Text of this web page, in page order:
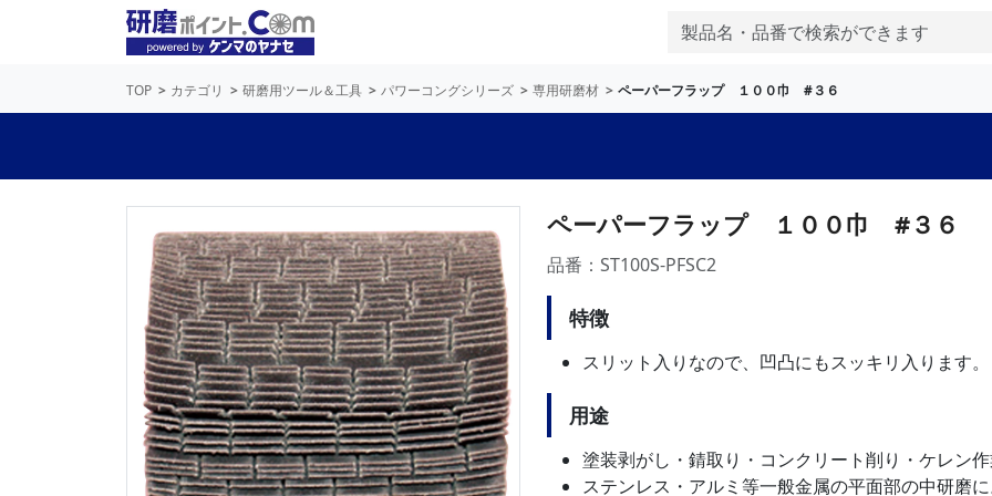
TOP カテゴリ 研磨用ツール＆工具 パワーコングシリーズ 専用研磨材 ペーパーフラップ １００巾 #３６
ペーパーフラップ １００巾 #３６
品番：ST100S-PFSC2
特徴
スリット入りなので、凹凸にもスッキリ入ります。
用途
塗装剥がし・錆取り・コンクリート削り・ケレン作
ステンレス・アルミ等一般金属の平面部の中研磨に